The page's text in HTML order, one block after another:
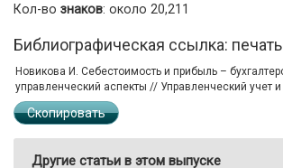
Кол-во знаков: около 20,211
Библиографическая ссылка:
Скопировать
Другие статьи в этом выпуске